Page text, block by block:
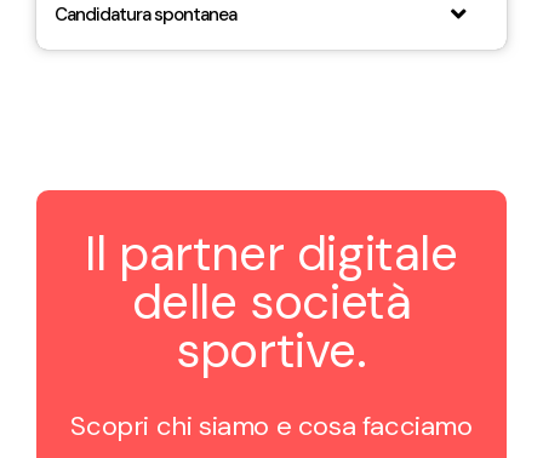
Candidatura spontanea
Il partner digitale
delle società
sportive.
Scopri chi siamo e cosa facciamo